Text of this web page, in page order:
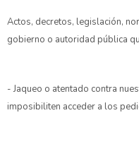
Actos, decretos, legislación,
gobierno o autoridad pública
- Jaqueo o atentado contra
imposibiliten acceder a los